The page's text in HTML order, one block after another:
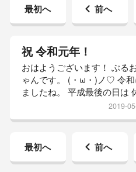
最初へ 前へ
祝 令和元年！
おはようございます！ ぶる
ゃんです。 (・ω・)ノ♡ 令和
ましたね。 平成最後の日は
った とーちゃんと 坊っちゃ
い 朝を 迎えております。 い
変わらない。 それって とて
なことなんだよね。 日常の
2019-
最初へ 前へ